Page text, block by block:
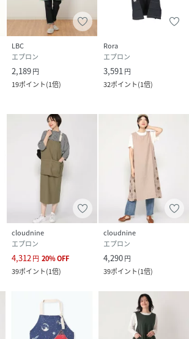
LBC
エプロン
2,189円
19ポイント(1倍)
Rora
エプロン
3,591円
32ポイント(1倍)
cloudnine
エプロン
4,312 円 20%OFF
39ポイント(1倍)
cloudnine
エプロン
4,290円
39ポイント(1倍)